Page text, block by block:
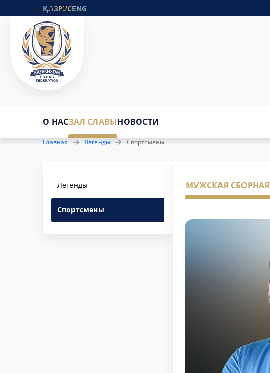
ҚАЗРУСENG
О НАСЗАЛ СЛАВЫНОВОСТИ
Главная Легенды Спортсмены
Легенды
Спортсмены
МУЖСКАЯ СБОРНАЯ